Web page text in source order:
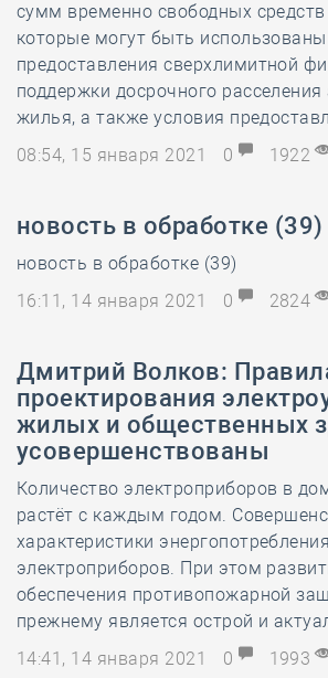
сумм временно свободных
которые могут быть
предоставления сверхлимитной
поддержки досрочного
жилья, а также условия
08:54, 15 января 2021
0 1922
новость в обработке (39)
новость в обработке (39)
16:11, 14 января 2021
0 2824
Дмитрий Волков:
проектирования
жилых и общественных
усовершенствованы
Количество электроприборов в
растёт с каждым годом.
характеристики энергопотребления
электроприборов. При этом
обеспечения противопожарной
прежнему является острой и
14:41, 14 января 2021
0 1993